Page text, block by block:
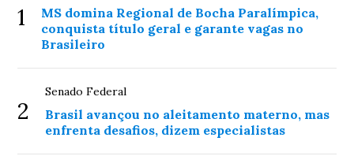
1
MS domina Regional de Bocha Paralímpica,
conquista título geral e garante vagas no
Brasileiro
2
Senado Federal
Brasil avançou no aleitamento materno, mas
enfrenta desafios, dizem especialistas